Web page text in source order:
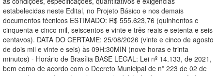
estabelecidas neste Edital, no Projeto Básico e nos demais
documentos técnicos ESTIMADO: R$ 555.623,76 (quinhentos e
cinquenta e cinco mil, seiscentos e vinte e três reais e setenta e seis
centavos). DATA DO CERTAME: 25/08/2026 (vinte e cinco de agosto
de dois mil e vinte e seis) às 09H:30MIN (nove horas e trinta
minutos) - Horário de Brasília BASE LEGAL: Lei nº 14.133, de 2021,
bem como de acordo com o Decreto Municipal de nº 223 de 02 de